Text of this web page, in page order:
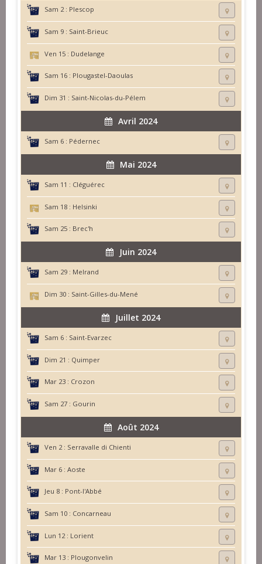
Sam 2 : Plescop
Sam 9 : Saint-Brieuc
Ven 15 : Dudelange
Sam 16 : Plougastel-Daoulas
Dim 31 : Saint-Nicolas-du-Pélem
Avril 2024
Sam 6 : Pédernec
Mai 2024
Sam 11 : Cléguérec
Sam 18 : Helsinki
Sam 25 : Brec'h
Juin 2024
Sam 29 : Melrand
Dim 30 : Saint-Gilles-du-Mené
Juillet 2024
Sam 6 : Saint-Evarzec
Dim 21 : Quimper
Mar 23 : Crozon
Sam 27 : Gourin
Août 2024
Ven 2 : Serravalle di Chienti
Mar 6 : Aoste
Jeu 8 : Pont-l'Abbé
Sam 10 : Concarneau
Lun 12 : Lorient
Mar 13 : Plougonvelin